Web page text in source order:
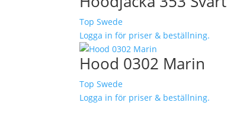
Top Swede
Logga in för priser & beställning.
Hood 0302 Marin
Top Swede
Logga in för priser & beställning.